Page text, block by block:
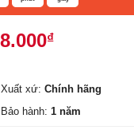
₫Giá
là:
5.968.000₫.
Xuất xứ: Chính hãng
Bảo hành: 1 năm